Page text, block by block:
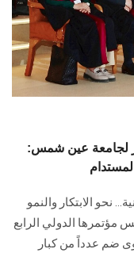
لجامعة عين شمس:
نحو الابتكار والنمو
الدولي الرابع
ضم عدداً من كبار